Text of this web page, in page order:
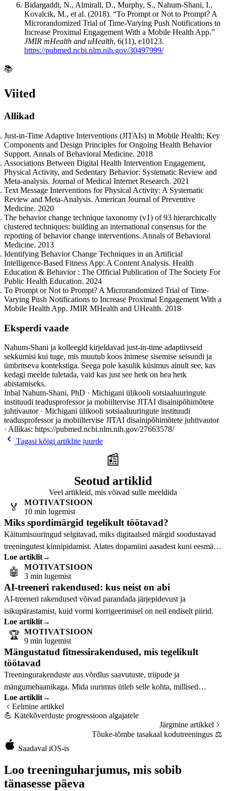
Bidargaddi, N., Almirall, D., Murphy, S., Nahum-Shani, I.,
Kovalcik, M., et al. (2018). “To Prompt or Not to Prompt? A
Microrandomized Trial of Time-Varying Push Notifications to
Increase Proximal Engagement With a Mobile Health App.”
JMIR mHealth and uHealth, 6(11), e10123.
https://pubmed.ncbi.nlm.nih.gov/30497999/
📚
Viited
Allikad
Just-in-Time Adaptive Interventions (JITAIs) in Mobile Health: Key
Components and Design Principles for Ongoing Health Behavior
Support. Annals of Behavioral Medicine. 2018
Associations Between Digital Health Intervention Engagement,
Physical Activity, and Sedentary Behavior: Systematic Review and
Meta-analysis. Journal of Medical Internet Research. 2021
Text Message Interventions for Physical Activity: A Systematic
Review and Meta-Analysis. American Journal of Preventive
Medicine. 2020
The behavior change technique taxonomy (v1) of 93 hierarchically
clustered techniques: building an international consensus for the
reporting of behavior change interventions. Annals of Behavioral
Medicine. 2013
Identifying Behavior Change Techniques in an Artificial
Intelligence-Based Fitness App: A Content Analysis. Health
Education & Behavior : The Official Publication of The Society For
Public Health Education. 2024
To Prompt or Not to Prompt? A Microrandomized Trial of Time-
Varying Push Notifications to Increase Proximal Engagement With a
Mobile Health App. JMIR MHealth and UHealth. 2018
Eksperdi vaade
Nahum-Shani ja kolleegid kirjeldavad just-in-time adaptiivseid
sekkumisi kui tuge, mis muutub koos inimese sisemise seisundi ja
ümbritseva kontekstiga. Seega pole kasulik küsimus ainult see, kas
kedagi meelde tuletada, vaid kas just see hetk on hea hetk
abistamiseks.
Inbal Nahum-Shani, PhD · Michigani ülikooli sotsiaaluuringute
instituudi teadusprofessor ja mobiiltervise JITAI disainipõhimõtete
juhtivautor · Michigani ülikooli sotsiaaluuringute instituudi
teadusprofessor ja mobiiltervise JITAI disainipõhimõtete juhtivautor
· Allikas: https://pubmed.ncbi.nlm.nih.gov/27663578/
Tagasi kõigi artiklite juurde
📰
Seotud artiklid
Veel artikleid, mis võivad sulle meeldida
🏅
MOTIVATSIOON
10 min lugemist
Miks spordimärgid tegelikult töötavad?
Käitumisuuringud selgitavad, miks digitaalsed märgid soodustavad
treeningutest kinnipidamist. Alates dopamiini aasadest kuni eesmärgi
gradiendi efektini.
Loe artiklit→
🤖
MOTIVATSIOON
3 min lugemist
AI-treeneri rakendused: kus neist on abi
AI-treeneri rakendused võivad parandada järjepidevust ja
isikupärastamist, kuid vormi korrigeerimisel on neil endiselt piirid.
Loe artiklit→
🏆 MOTIVATSIOON
9 min lugemist
Mängustatud fitnessirakendused, mis tegelikult
töötavad
Treeningurakenduste aus võrdlus saavutuste, triipude ja
mängumehaanikaga. Mida uurimus ütleb selle kohta, millised
lähenemisviisid tegelikult töötavad.
Loe artiklit→
Eelmine artikkel
💪 Kätekõverduste progressioon algajatele
Järgmine artikkel
Tõuke-tõmbe tasakaal kodutreeningus ⚖️
Saadaval iOS-is
Loo treeninguharjumus, mis sobib
tänasesse päeva